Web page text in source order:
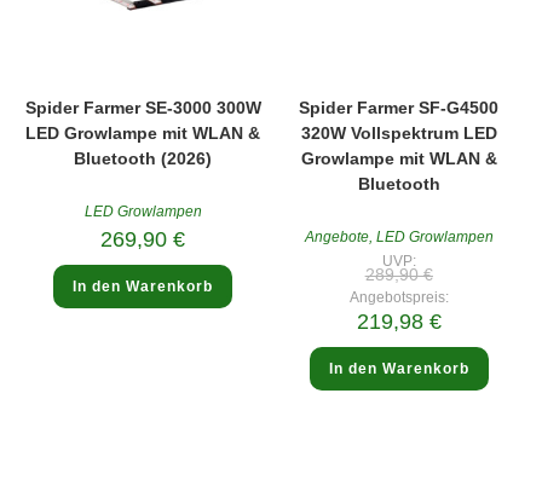
Spider Farmer SE-3000 300W
LED Growlampe mit WLAN &
Bluetooth (2026)
LED Growlampen
269,90€
In den Warenkorb
Spider Farmer SF-G4500
320W Vollspektrum LED
Growlampe mit WLAN &
Bluetooth
Angebote, LED Growlampen
UVP:
289,90€
Preis
war:
289,90 €
Angebotspreis:
219,98 €Aktueller
Preis
ist:
219,98 €.
In den Warenkorb